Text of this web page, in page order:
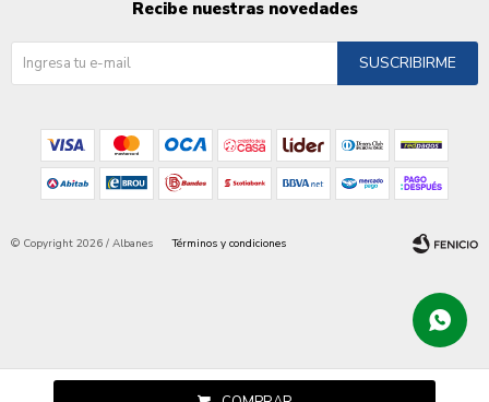
Recibe nuestras novedades
SUSCRIBIRME
© Copyright 2026 / Albanes Términos y condiciones